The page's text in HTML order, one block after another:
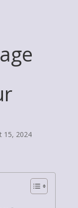
15, 2024